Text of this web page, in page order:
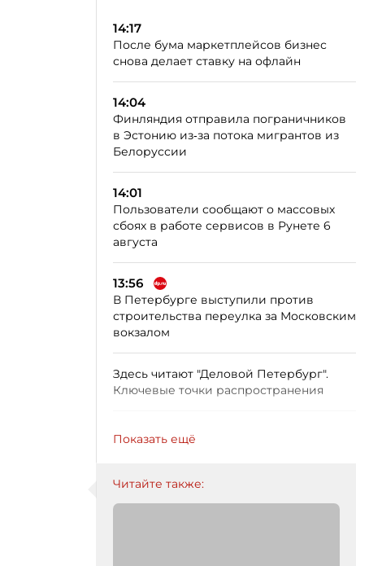
14:17
После бума маркетплейсов бизнес
снова делает ставку на офлайн
14:04
Финляндия отправила пограничников
в Эстонию из‑за потока мигрантов из
Белоруссии
14:01
Пользователи сообщают о массовых
сбоях в работе сервисов в Рунете 6
августа
13:56
В Петербурге выступили против
строительства переулка за Московским
вокзалом
Здесь читают "Деловой Петербург".
Ключевые точки распространения
Показать ещё
Читайте также: